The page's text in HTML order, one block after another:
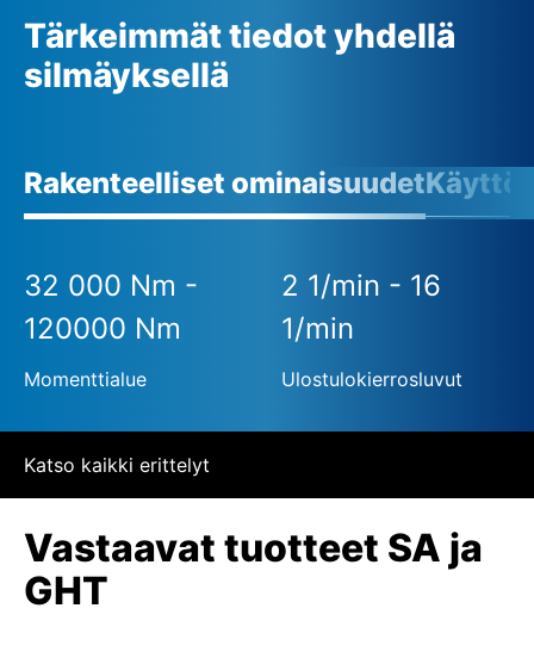
Tärkeimmät tiedot yhdellä
silmäyksellä
Rakenteelliset ominaisuudet
32 000 Nm -
120000 Nm
Momenttialue
2 1/min - 16
1/min
Ulostulokierrosluvut
Katso kaikki erittelyt
Vastaavat tuotteet SA ja
GHT